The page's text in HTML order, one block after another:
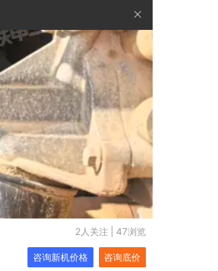
2人关注 | 47浏览
咨询新机价格 咨询底价